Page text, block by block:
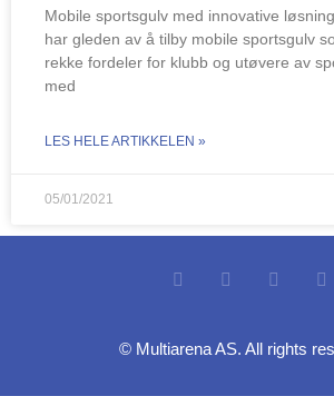
Mobile sportsgulv med innovative
har gleden av å tilby mobile sportsgulv
rekke fordeler for klubb og utøvere av
med
LES HELE ARTIKKELEN »
05/01/2021
© Multiarena AS. All rights